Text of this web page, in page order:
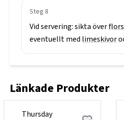
Steg 8
Vidservering:siktaöver
eventuelltmed limeskivor
Länkade Produkter
Thursday